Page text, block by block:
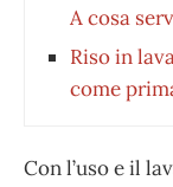
A cosa
Riso in
come
Con l’uso e il